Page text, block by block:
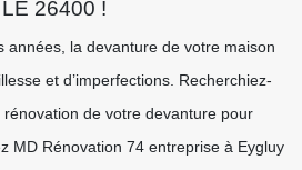
26400 !
années, la devanture de votre maison
et d’imperfections. Recherchiez-
de votre devanture pour
MD Rénovation 74 entreprise à Eygluy